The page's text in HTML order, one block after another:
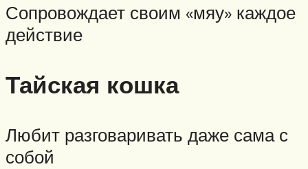
Сопровождает своим «мяу» каждое
действие
Тайская кошка
Любит разговаривать даже сама с
собой